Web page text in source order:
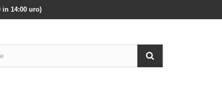
in 14:00 uro)